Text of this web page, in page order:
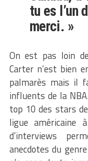
tu es l’un
merci. »
On est pas loin
Carter n’est bien
palmarès mais il
influents de la
top 10 des stars
ligue américaine
d’interviews
anecdotes du